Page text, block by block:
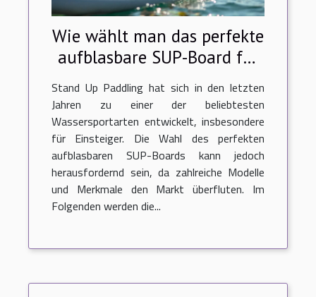
Wie wählt man das perfekte
aufblasbare SUP-Board für
Anfänger aus?
Stand Up Paddling hat sich in den letzten
Jahren zu einer der beliebtesten
Wassersportarten entwickelt, insbesondere
für Einsteiger. Die Wahl des perfekten
aufblasbaren SUP-Boards kann jedoch
herausfordernd sein, da zahlreiche Modelle
und Merkmale den Markt überfluten. Im
Folgenden werden die...